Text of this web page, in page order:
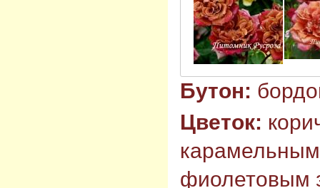
Бутон:
Цветок:
фиолетовым